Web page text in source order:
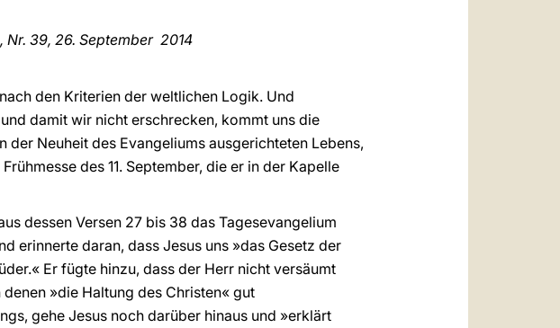
Nr. 39, 26. September 2014
den Kriterien der weltlichen Logik. Und
damit wir nicht erschrecken, kommt uns die
Neuheit des Evangeliums ausgerichteten Lebens,
des 11. September, die er in der Kapelle
dessen Versen 27 bis 38 das Tagesevangelium
erinnerte daran, dass Jesus uns »das Gesetz der
Er fügte hinzu, dass der Herr nicht versäumt
»die Haltung des Christen« gut
gehe Jesus noch darüber hinaus und »erklärt